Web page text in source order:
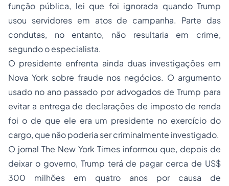
função pública, lei que foi ignorada quando Trump
usou servidores em atos de campanha. Parte das
condutas, no entanto, não resultaria em crime,
segundo o especialista.
O presidente enfrenta ainda duas investigações em
Nova York sobre fraude nos negócios. O argumento
usado no ano passado por advogados de Trump para
evitar a entrega de declarações de imposto de renda
foi o de que ele era um presidente no exercício do
cargo, que não poderia ser criminalmente investigado.
O jornal The New York Times informou que, depois de
deixar o governo, Trump terá de pagar cerca de US$
300 milhões em quatro anos por causa de